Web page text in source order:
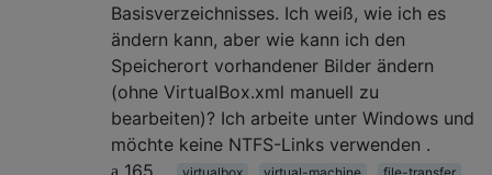
Basisverzeichnisses. Ich weiß, wie ich es
ändern kann, aber wie kann ich den
Speicherort vorhandener Bilder ändern
(ohne VirtualBox.xml manuell zu
bearbeiten)? Ich arbeite unter Windows und
möchte keine NTFS-Links verwenden .
165